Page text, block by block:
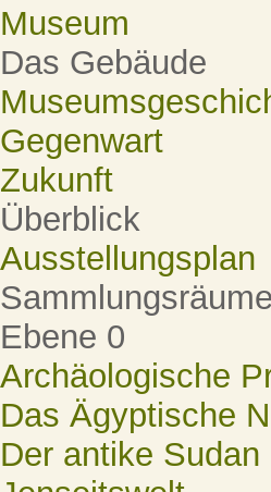
Museum
Das Gebäude
Gegenwart
Zukunft
Überblick
Ausstellungsplan
Sammlungsräume
Ebene 0
Archäologische
Das Ägyptische
Der antike Sudan